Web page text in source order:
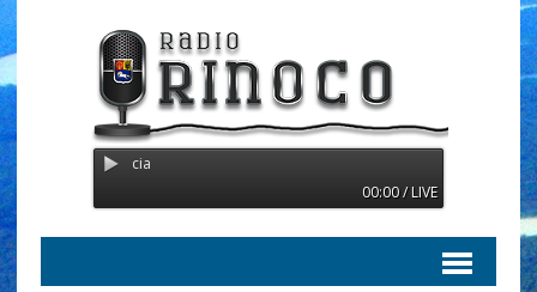
Radio Orinoco - Transmitiendo
00:00 / LIVE